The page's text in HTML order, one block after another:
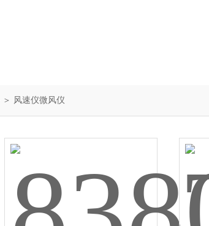
＞ 风速仪微风仪